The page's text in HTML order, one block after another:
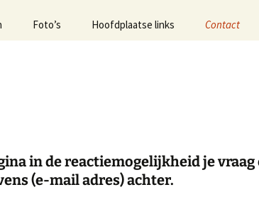
51e Bevrijdingsmars-2025
Foto’s Hoofdplaatse links Contact
in de reactiemogelijkheid je vraag
(e-mail adres) achter.